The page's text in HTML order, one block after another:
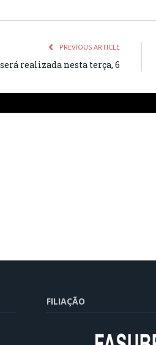
PREVIOUS ARTICLE
realizada nesta terça, 6
FILIAÇÃO